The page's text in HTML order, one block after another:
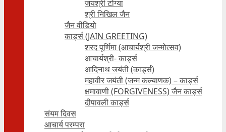
जयश्री टोंग्या
श्री निखिल जैन
जैन वीडियो
कार्ड्स (JAIN GREETING)
शरद पूर्णिमा (आचार्यश्री जन्मोत्सव)
आचार्यश्री- कार्ड्स
आदिनाथ जयंती (कार्ड्स)
महावीर जयंती (जन्म कल्याणक) – कार्ड्स
क्षमावाणी (FORGIVENESS) जैन कार्ड्स
दीपावली कार्ड्स
संयम दिवस
आचार्य परम्परा